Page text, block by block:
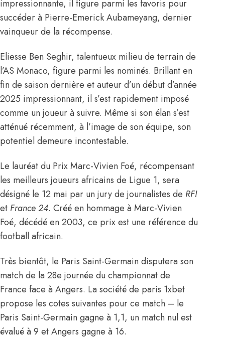
impressionnante, il figure parmi les favoris pour
succéder à Pierre-Emerick Aubameyang, dernier
vainqueur de la récompense.
Eliesse Ben Seghir, talentueux milieu de terrain de
l’AS Monaco, figure parmi les nominés. Brillant en
fin de saison dernière et auteur d’un début d’année
2025 impressionnant, il s’est rapidement imposé
comme un joueur à suivre. Même si son élan s’est
atténué récemment, à l’image de son équipe, son
potentiel demeure incontestable.
Le lauréat du Prix Marc-Vivien Foé, récompensant
les meilleurs joueurs africains de Ligue 1, sera
désigné le 12 mai par un jury de journalistes de RFI
et France 24. Créé en hommage à Marc-Vivien
Foé, décédé en 2003, ce prix est une référence du
football africain.
Très bientôt, le Paris Saint-Germain disputera son
match de la 28e journée du championnat de
France face à Angers. La société de paris 1xbet
propose les cotes suivantes pour ce match – le
Paris Saint-Germain gagne à 1,1, un match nul est
évalué à 9 et Angers gagne à 16.